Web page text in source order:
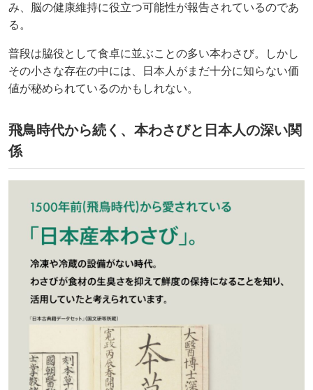
み、脳の健康維持に役立つ可能性が報告されているのであ
る。
普段は脇役として食卓に並ぶことの多い本わさび。しかし
その小さな存在の中には、日本人がまだ十分に知らない価
値が秘められているのかもしれない。
飛鳥時代から続く、本わさびと日本人の深い関
係